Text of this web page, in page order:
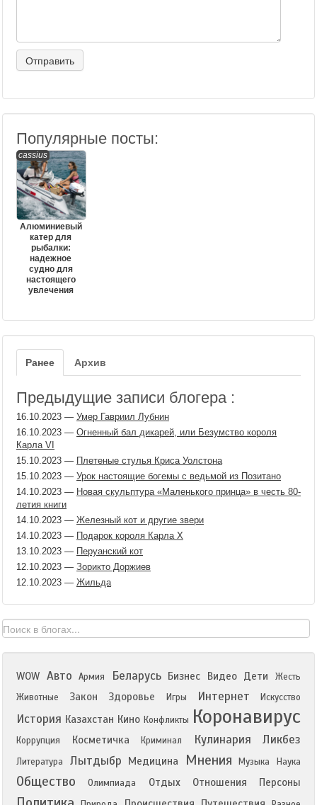
Популярные посты:
cassius
Алюминиевый
катер для
рыбалки:
надежное
судно для
настоящего
увлечения
Ранее Архив
Предыдущие записи блогера :
16.10.2023 — Умер Гавриил Лубнин
16.10.2023 — Огненный бал дикарей, или Безумство короля
Карла VI
15.10.2023 — Плетеные стулья Криса Уолстона
15.10.2023 — Урок настоящие богемы с ведьмой из Позитано
14.10.2023 — Новая скульптура «Маленького принца» в честь 80-
летия книги
14.10.2023 — Железный кот и другие звери
14.10.2023 — Подарок короля Карла X
13.10.2023 — Перуанский кот
12.10.2023 — Зорикто Доржиев
12.10.2023 — Жильда
WOW Авто Армия Беларусь Бизнес Видео Дети
Жесть
Животные
Закон Здоровье Игры Интернет Искусство
История Казахстан Кино Конфликты Коронавирус
Коррупция Косметичка Криминал Кулинария Ликбез
Литература Лытдыбр Медицина Мнения Музыка Наука
Общество Олимпиада Отдых Отношения Персоны